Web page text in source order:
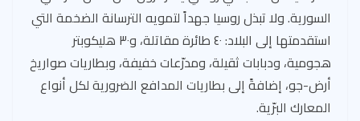
السورية. ولا تبذل روسيا جهداً لتمويه الترسانة الضخمة التي
استقدمتها إلى البلاد: ٤٠ طائرة مقاتلة، و٣٠ هليكوبتر
هجومية، ودبابات ثقيلة، ومدرّعات خفيفة، وبطاريات صواريخ
أرض-جو، إضافةً إلى بطاريات المدافع الضرورية لكل أنواع
المعارك البرّية.